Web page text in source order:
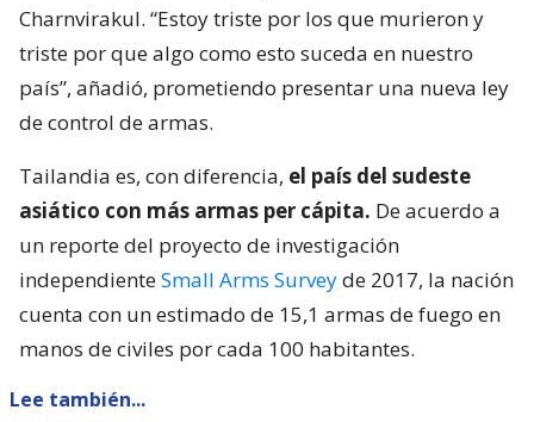
Charnvirakul. “Estoy triste por los que murieron y
triste por que algo como esto suceda en nuestro
país”, añadió, prometiendo presentar una nueva ley
de control de armas.
Tailandia es, con diferencia, el país del sudeste
asiático con más armas per cápita. De acuerdo a
un reporte del proyecto de investigación
independienteSmall Arms Surveyde 2017, la nación
cuenta con un estimado de 15,1 armas de fuego en
manos de civiles por cada 100 habitantes.
Lee también...